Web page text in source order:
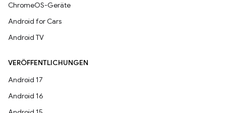
ChromeOS-Geräte
Android for Cars
Android TV
VERÖFFENTLICHUNGEN
Android 17
Android 16